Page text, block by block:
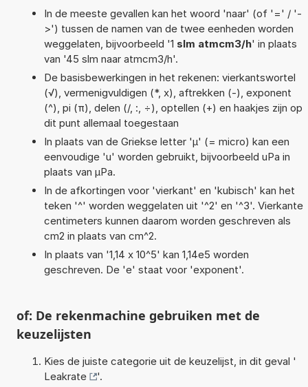
In de meeste gevallen kan het woord 'naar' (of '=' / '-
>') tussen de namen van de twee eenheden worden
weggelaten, bijvoorbeeld '1 slm atmcm3/h' in plaats
van '45 slm naar atmcm3/h'.
De basisbewerkingen in het rekenen: vierkantswortel
(√), vermenigvuldigen (*, x), aftrekken (-), exponent
(^), pi (π), delen (/, :, ÷), optellen (+) en haakjes zijn op
dit punt allemaal toegestaan
In plaats van de Griekse letter 'µ' (= micro) kan een
eenvoudige 'u' worden gebruikt, bijvoorbeeld uPa in
plaats van µPa.
In de afkortingen voor 'vierkant' en 'kubisch' kan het
teken '^' worden weggelaten uit '^2' en '^3'. Vierkante
centimeters kunnen daarom worden geschreven als
cm2 in plaats van cm^2.
In plaats van '1,14 x 10^5' kan 1,14e5 worden
geschreven. De 'e' staat voor 'exponent'.
of: De rekenmachine gebruiken met de
keuzelijsten
Kies de juiste categorie uit de keuzelijst, in dit geval '
Leakrate
'.